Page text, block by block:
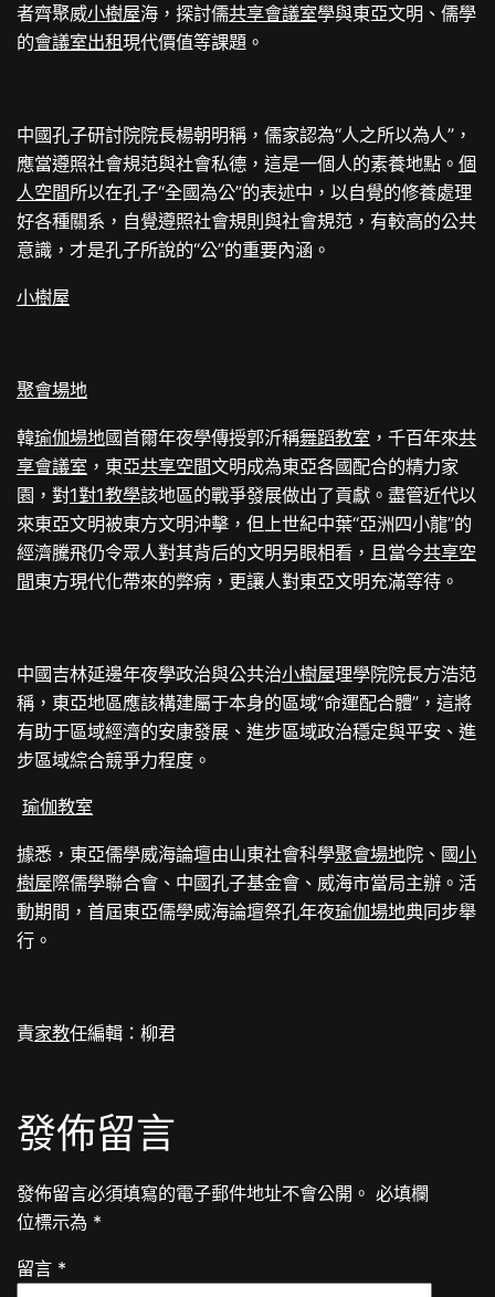
者齊聚威小樹屋海，探討儒共享會議室學與東亞文明、儒學
的會議室出租現代價值等課題。
中國孔子研討院院長楊朝明稱，儒家認為“人之所以為人”，
應當遵照社會規范與社會私德，這是一個人的素養地點。個
人空間所以在孔子“全國為公”的表述中，以自覺的修養處理
好各種關系，自覺遵照社會規則與社會規范，有較高的公共
意識，才是孔子所說的“公”的重要內涵。
小樹屋
聚會場地
韓瑜伽場地國首爾年夜學傳授郭沂稱舞蹈教室 ，千百年來共
享會議室 ，東亞共享空間文明成為東亞各國配合的精力家
園，對1對1教學該地區的戰爭發展做出了貢獻。盡管近代以
來東亞文明被東方文明沖擊，但上世紀中葉“亞洲四小龍”的
經濟騰飛仍令眾人對其背后的文明另眼相看，且當今共享空
間東方現代化帶來的弊病，更讓人對東亞文明充滿等待。
中國吉林延邊年夜學政治與公共治小樹屋理學院院長方浩范
稱，東亞地區應該構建屬于本身的區域“命運配合體”，這將
有助于區域經濟的安康發展、進步區域政治穩定與平安、進
步區域綜合競爭力程度。
瑜伽教室
據悉，東亞儒學威海論壇由山東社會科學聚會場地院、國小
樹屋際儒學聯合會、中國孔子基金會、威海市當局主辦。活
動期間，首屆東亞儒學威海論壇祭孔年夜瑜伽場地典同步舉
行。
責家教任編輯：柳君
發佈留言
發佈留言必須填寫的電子郵件地址不會公開。 必填欄
位標示為 *
留言 *